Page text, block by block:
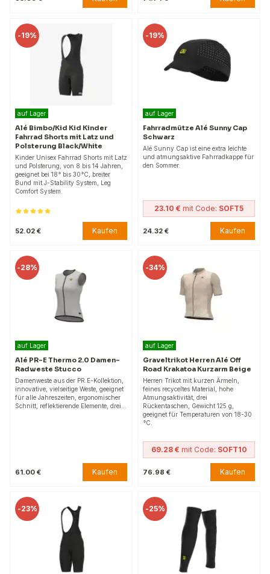
-19%
auf Lager
Alé Bimbo/Kid Kid Kinder
Fahrrad Shorts mit Latz und
Polsterung Black/White
Kinder Unisex Fahrrad Shorts mit Latz
und Polsterung, von 8 bis 14 Jahren,
geeignet bei 18° bis 30°C, breiter
Bund mit J-Stability System, Leg
Comfort System.
52.02 € Kaufen
-19%
auf Lager
Fahrradmütze Alé Sunny Cap
Schwarz
Alé Sunny Cap ist eine extra leichte
und atmungsaktive Fahrradkappe für
den Sommer.
23.10 € mit Code: SOFT5
24.32 € Kaufen
-28%
auf Lager
Alé PR-E Thermo 2.0 Damen-
Radweste Stucco
Damenweste aus der PR.E-Kollektion,
innovative, vielseitige Weste, geeignet
für alle Jahreszeiten, ergonomischer
Schnitt, reflektierende Elemente, drei…
61.00 € Kaufen
-34%
auf Lager
Graveltrikot Herren Alé Off
Road Krakatoa Kurzarm Beige
Herren Trikot mit kurzen Ärmeln,
feines recyceltes Material, hohe
Atmungsaktivität, drei
Rückentaschen, Gewicht 125 g,
geeignet für Temperaturen von 18-30
°C.
69.28 € mit Code: SOFT10
76.98 € Kaufen
-23% -25%